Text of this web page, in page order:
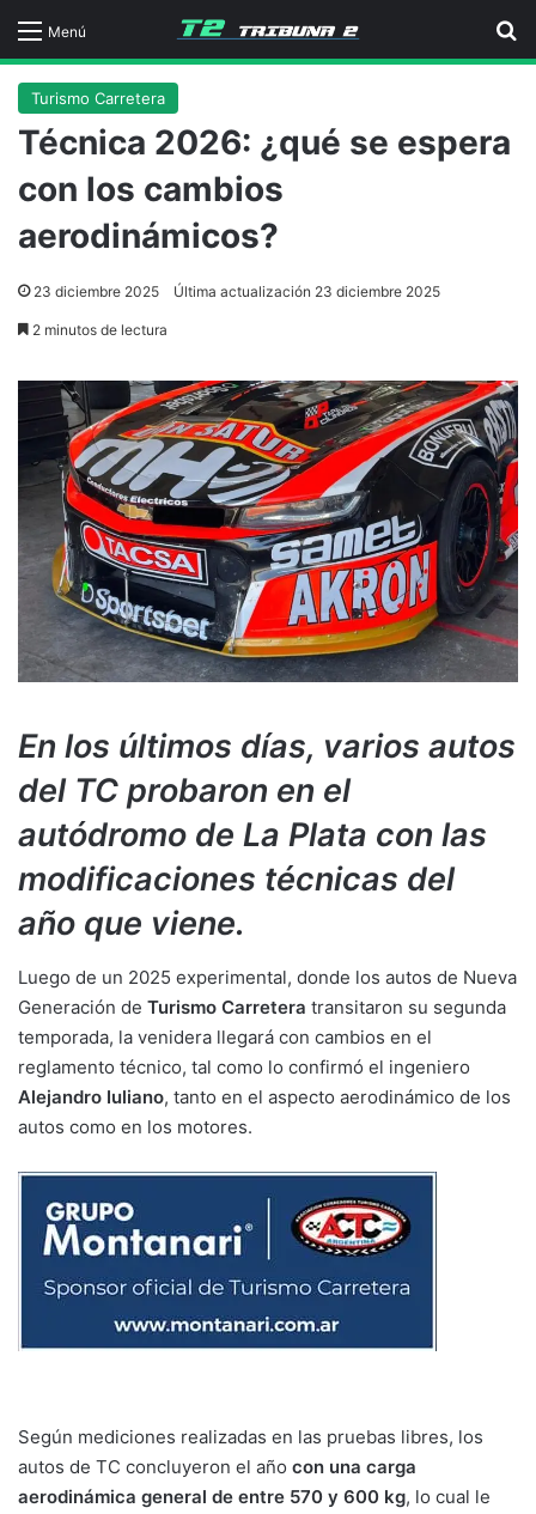
Menú
Turismo Carretera
Técnica 2026: ¿qué se espera
con los cambios
aerodinámicos?
23 diciembre 2025 Última actualización 23 diciembre 2025
2 minutos de lectura
En los últimos días, varios autos
del TC probaron en el
autódromo de La Plata con las
modificaciones técnicas del
año que viene.
Luego de un 2025 experimental, donde los autos de Nueva
Generación de Turismo Carretera transitaron su segunda
temporada, la venidera llegará con cambios en el
reglamento técnico, tal como lo confirmó el ingeniero
Alejandro Iuliano, tanto en el aspecto aerodinámico de los
autos como en los motores.
Según mediciones realizadas en las pruebas libres, los
autos de TC concluyeron el año con una carga
aerodinámica general de entre 570 y 600 kg, lo cual le